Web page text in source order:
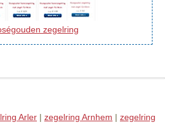
zegelring
Arler | zegelring Arnhem | zegelring